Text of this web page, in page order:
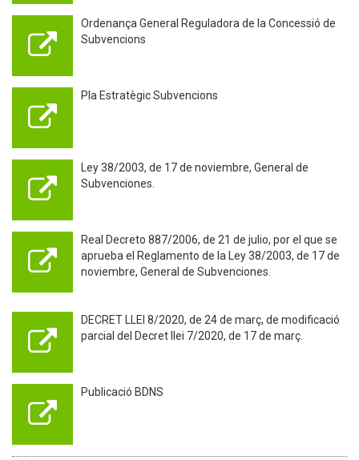
Ordenança General Reguladora de la Concessió de
Subvencions
Pla Estratègic Subvencions
Ley 38/2003, de 17 de noviembre, General de
Subvenciones.
Real Decreto 887/2006, de 21 de julio, por el que se
aprueba el Reglamento de la Ley 38/2003, de 17 de
noviembre, General de Subvenciones.
DECRET LLEI 8/2020, de 24 de març, de modificació
parcial del Decret llei 7/2020, de 17 de març.
Publicació BDNS